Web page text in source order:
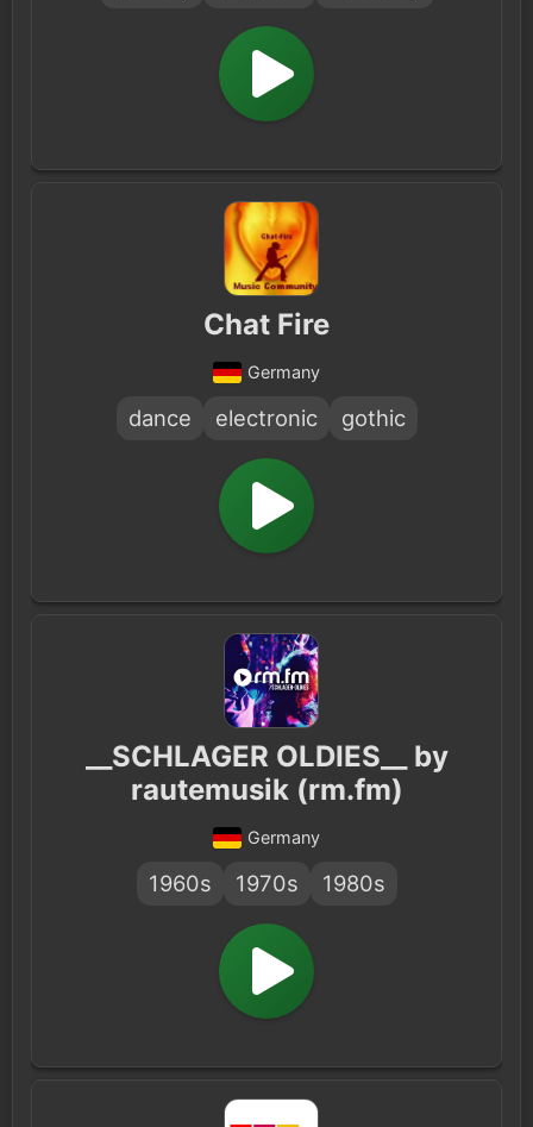
Chat Fire
Germany
dance electronic gothic
__SCHLAGER OLDIES__ by
rautemusik (rm.fm)
Germany
1960s 1970s 1980s